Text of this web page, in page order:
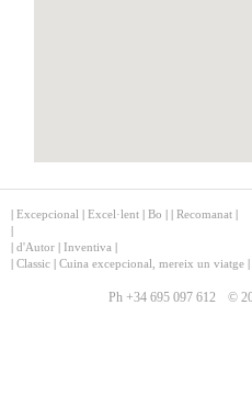
| Excepcional | Excel·lent | Bo | | Recomanat |
|
| d'Autor | Inventiva |
| Classic | Cuina excepcional, mereix un viatge |
Ph +34 695 097 612 ©